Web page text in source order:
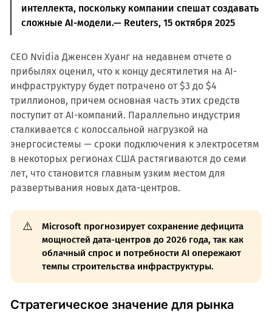
интеллекта, поскольку компании спешат создавать
сложные AI-модели.— Reuters, 15 октября 2025
CEO Nvidia Дженсен Хуанг на недавнем отчете о
прибылях оценил, что к концу десятилетия на AI-
инфраструктуру будет потрачено от $3 до $4
триллионов, причем основная часть этих средств
поступит от AI-компаний. Параллельно индустрия
сталкивается с колоссальной нагрузкой на
энергосистемы — сроки подключения к электросетям
в некоторых регионах США растягиваются до семи
лет, что становится главным узким местом для
развертывания новых дата-центров.
⚠️
Microsoft прогнозирует сохранение дефицита
мощностей дата-центров до 2026 года, так как
облачный спрос и потребности AI опережают
темпы строительства инфраструктуры.
Стратегическое значение для рынка